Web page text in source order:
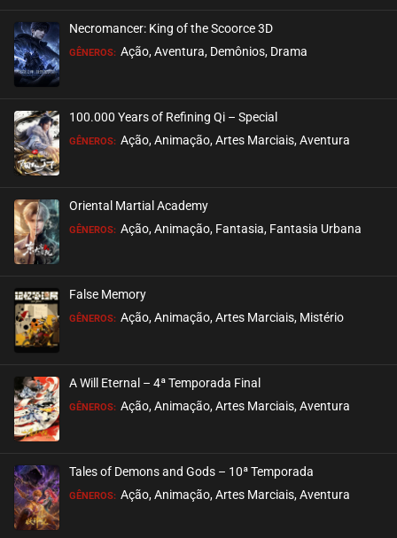
Necromancer: King of the Scoorce 3D
GÊNEROS: Ação, Aventura, Demônios, Drama
100.000 Years of Refining Qi – Special
GÊNEROS: Ação, Animação, Artes Marciais, Aventura
Oriental Martial Academy
GÊNEROS: Ação, Animação, Fantasia, Fantasia Urbana
False Memory
GÊNEROS: Ação, Animação, Artes Marciais, Mistério
A Will Eternal – 4ª Temporada Final
GÊNEROS: Ação, Animação, Artes Marciais, Aventura
Tales of Demons and Gods – 10ª Temporada
GÊNEROS: Ação, Animação, Artes Marciais, Aventura